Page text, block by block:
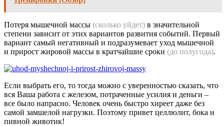
Потеря мышечной массы (сколько уйдет) в значительной
степени зависит от этих вариантов развития событий. Первый
вариант самый негативный и подразумевает уход мышечной
и прирост жировой массы в кратчайшие сроки (до полугода).
Если выбрать его, то тогда можно с уверенностью сказать, что
вся Ваша работа с железом, потраченные усилия и деньги –
все было напрасно. Человек очень быстро хиреет даже без
самой замшелой нагрузки. Поэтому привет целлюлит, бока и
пивной животик!